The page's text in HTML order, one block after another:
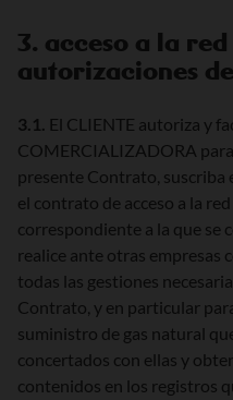
3. acceso a la
autorizaciones
3.1. El CLIENTE autoriza y
COMERCIALIZADORA
presente Contrato, suscriba
el contrato de acceso a la
correspondiente a la que se
realice ante otras empresas
todas las gestiones
Contrato, y en particular
suministro de gas natural
concertados con ellas y
contenidos en los registros